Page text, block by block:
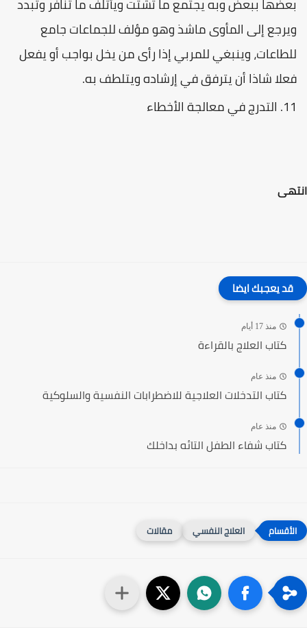
ويرجع إلى المأوى ماشذ وهو مؤلف للجماعات جامع
للطاعات، وينبغي للمربي إذا رأى من يخل بواجب أو يفعل
فعلا شاذا أن يترفق في إرشاده ويتلطف به.
التدرج في معالجة الأخطاء
انتهى
قد يعجبك ايضا
منذ 17 أيام
كتاب العلاج بالقراءة
منذ عام
كتاب التدخلات العلاجية للاضطرابات النفسية والسلوكية
منذ عام
كتاب شفاء الطفل التائه بداخلك
العلاج النفسي مقالات